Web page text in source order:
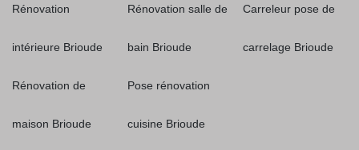
Rénovation
intérieure Brioude
Rénovation de
maison Brioude
Rénovation salle de
bain Brioude
Pose rénovation
cuisine Brioude
Carreleur pose de
carrelage Brioude